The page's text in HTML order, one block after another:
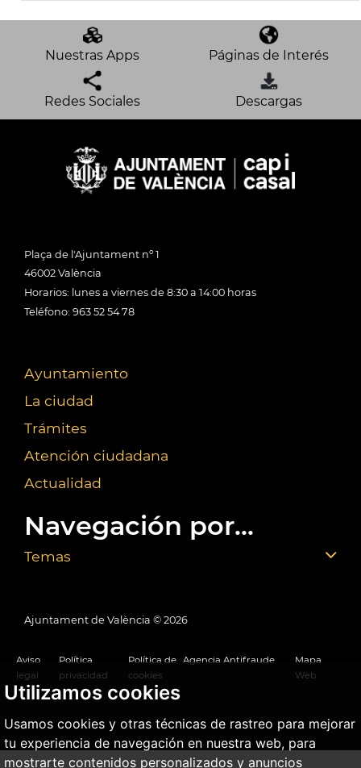
Utilizamos cookies
Usamos cookies y otras técnicas de rastreo para mejorar
tu experiencia de navegación en nuestra web, para
mostrarte contenidos personalizados y anuncios
Nuestras Apps Páginas de Interés
Redes Sociales Descargas
Plaça de l'Ajuntament nº 1
46002 València
Horarios: lunes a viernes de 8:30 a 14:00 horas
Teléfono: 963 52 54 78
Ayuntamiento
La ciudad
Trámites
Atención ciudadana
Actualidad
Navegación por...
Temas
Ajuntament de València © 2026
Aviso
legal
Política
privacidad
Política de
cookies
Agencia Antifraude
Mapa
Web